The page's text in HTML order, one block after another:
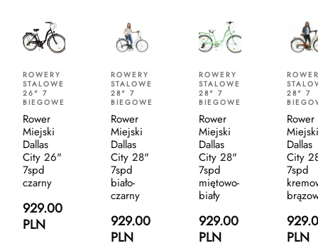
ROWERY
STALOWE
26" 7
BIEGOWE
Rower
Miejski
Dallas
City 26"
7spd
czarny
929.00
PLN
ROWERY
STALOWE
28" 7
BIEGOWE
Rower
Miejski
Dallas
City 28"
7spd
biało-
czarny
929.00
PLN
ROWERY
STALOWE
28" 7
BIEGOWE
Rower
Miejski
Dallas
City 28"
7spd
miętowo-
biały
929.00
PLN
28" 7
Rower
Miejski
Dallas
City
7spd
PLN